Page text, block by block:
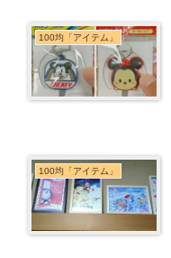
100均「アイテム」
100均「アイテム」